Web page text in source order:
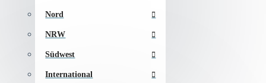
Nord
NRW
Südwest
International